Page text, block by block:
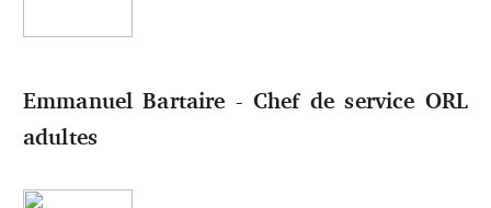
Emmanuel Bartaire - Chef de service ORL
adultes